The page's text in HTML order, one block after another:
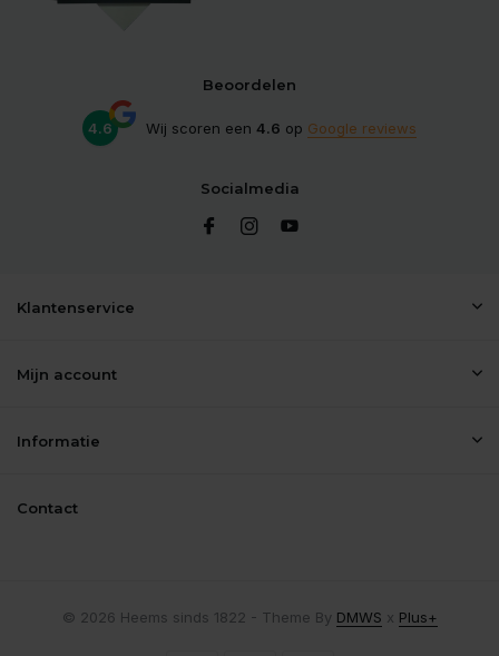
Beoordelen
4.6 Wij scoren een 4.6 op Google reviews
Socialmedia
Klantenservice
Mijn account
Informatie
Contact
© 2026 Heems sinds 1822 - Theme By DMWS x Plus+